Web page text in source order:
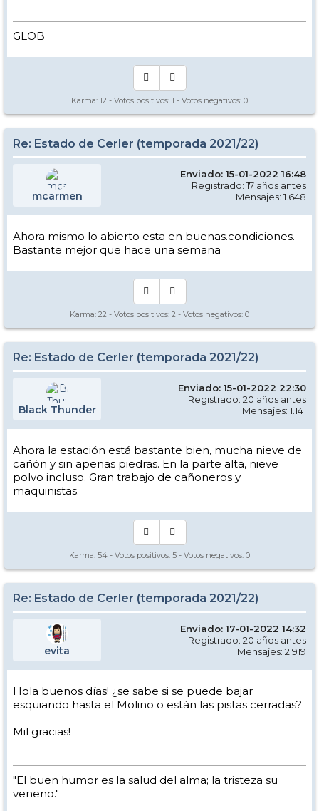
GLOB
Karma: 12 - Votos positivos: 1 - Votos negativos: 0
Re: Estado de Cerler (temporada 2021/22)
mcarmen
Enviado: 15-01-2022 16:48
Registrado: 17 años antes
Mensajes: 1.648
Ahora mismo lo abierto esta en buenas.condiciones.
Bastante mejor que hace una semana
Karma: 22 - Votos positivos: 2 - Votos negativos: 0
Re: Estado de Cerler (temporada 2021/22)
Black Thunder
Enviado: 15-01-2022 22:30
Registrado: 20 años antes
Mensajes: 1.141
Ahora la estación está bastante bien, mucha nieve de
cañón y sin apenas piedras. En la parte alta, nieve
polvo incluso. Gran trabajo de cañoneros y
maquinistas.
Karma: 54 - Votos positivos: 5 - Votos negativos: 0
Re: Estado de Cerler (temporada 2021/22)
evita
Enviado: 17-01-2022 14:32
Registrado: 20 años antes
Mensajes: 2.919
Hola buenos días! ¿se sabe si se puede bajar
esquiando hasta el Molino o están las pistas cerradas?
Mil gracias!
"El buen humor es la salud del alma; la tristeza su
veneno."